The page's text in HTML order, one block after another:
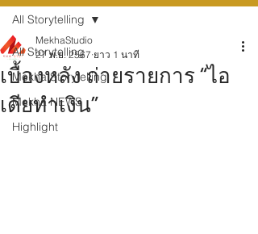
All Storytelling
Mekha Storytelling
Mekha NEWS
Highlight
All Storytelling
เบื้องหลัง ถ่ายรายการ “ไอ
เดียทำเงิน”
MekhaStudio
27 พ.ย. 2567 ยาว 1 นาที